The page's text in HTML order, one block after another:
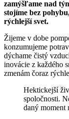
zamýšľame nad
stojíme bez
rýchlejší svet.
Žijeme v dobe
konzumujeme
dýchame čistý
inovácie z každého
zmenám čoraz
Hektickejší
spoločnosti.
daný moment